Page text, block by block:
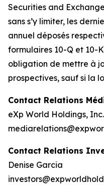
Securities and
sans s’y limiter, les
annuel déposés
formulaires 10-Q et 10-
obligation de mettre à
prospectives, sauf si la
Contact Relations
eXp World Holdings, Inc.
Contact Relations
Denise Garcia